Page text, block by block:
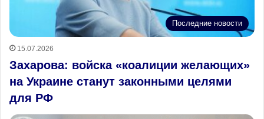
Последние новости
15.07.2026
Захарова: войска «коалиции желающих»
на Украине станут законными целями
для РФ